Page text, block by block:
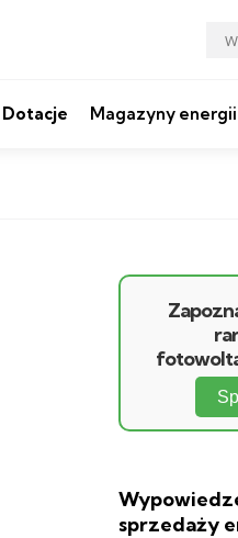
for:
Dotacje Magazyny energii
sprzedaży